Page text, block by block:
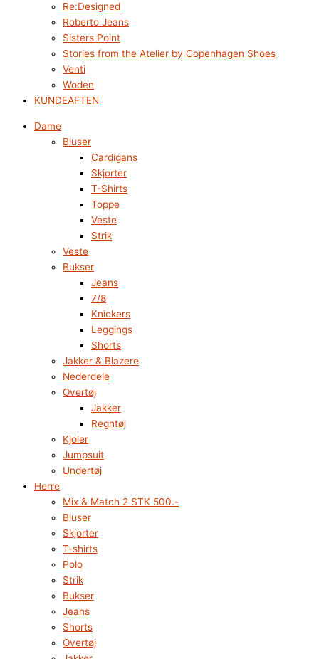
Re:Designed
Roberto Jeans
Sisters Point
Stories from the Atelier by Copenhagen Shoes
Venti
Woden
KUNDEAFTEN
Dame
Bluser
Cardigans
Skjorter
T-Shirts
Toppe
Veste
Strik
Veste
Bukser
Jeans
7/8
Knickers
Leggings
Shorts
Jakker & Blazere
Nederdele
Overtøj
Jakker
Regntøj
Kjoler
Jumpsuit
Undertøj
Herre
Mix & Match 2 STK 500.-
Bluser
Skjorter
T-shirts
Polo
Strik
Bukser
Jeans
Shorts
Overtøj